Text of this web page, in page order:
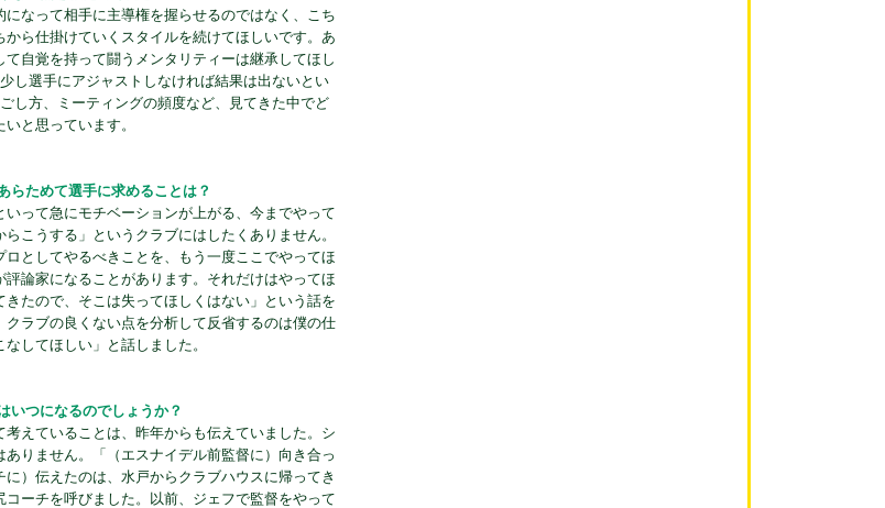
なって相手に主導権を握らせるのではなく、こち
ら仕掛けていくスタイルを続けてほしいです。あ
自覚を持って闘うメンタリティーは継承してほし
し選手にアジャストしなければ結果は出ないとい
し方、ミーティングの頻度など、見てきた中でど
と思っています。
ためて選手に求めることは？
って急にモチベーションが上がる、今までやって
こうする」というクラブにはしたくありません。
としてやるべきことを、もう一度ここでやってほ
論家になることがあります。それだけはやってほ
たので、そこは失ってほしくはない」という話を
ラブの良くない点を分析して反省するのは僕の仕
してほしい」と話しました。
つになるのでしょうか？
えていることは、昨年からも伝えていました。シ
りません。「（エスナイデル前監督に）向き合っ
）伝えたのは、水戸からクラブハウスに帰ってき
ーチを呼びました。以前、ジェフで監督をやって